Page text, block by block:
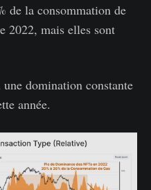
de la consommation de
2022, mais elles sont
domination constante
année.